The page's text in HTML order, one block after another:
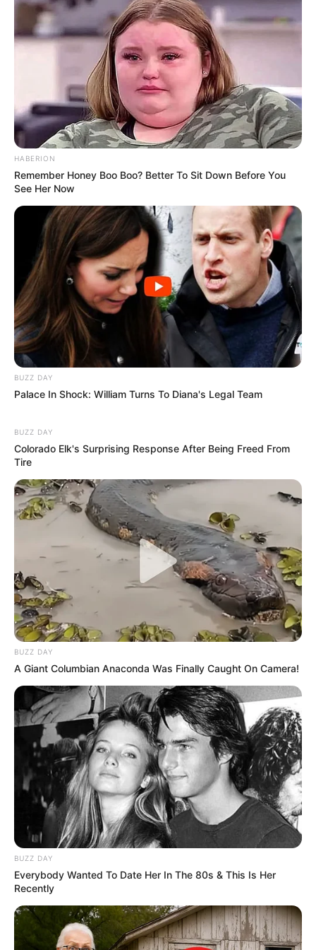
Ministério do Trabalho liberou o CBO - Código Brasileiro de
Ocupação dos ACS/ACE
+Excluídos: quem são os mais de 180 mil ACS/ACE que não
poderão fazer o Curso Técnico.
SAÚDE COM AGENTE: Processo Seletivo para Ingresso
nos Cursos Técnicos.
Brasil |CONACS|Associação
FNARAS|Solidariedade | Economia|Governo |Política | Fé
Saúde|Tecnologia |Saúde | Dinheiro
SHARE THIS Share it Tweet
Share it Pin it
PUBLICAÇÕES RELACIONADAS
Notícia
PRÓXIMA MATÉRIA
FNARAS: Governador Rui Costa
recebe proposta para
implantação de incentivo
estadual de R$ 606,00 para os
ACS e ACE.
PUBLICAÇÃO RECENTE
Agente de Saúde: Saúde
pública de qualidade começa
a ser tratada dentro de casa.
FAÇA O SEU COMENTÁRIO AQUI!
FALE CONOSCO
E-mail*
Mensagem*
BUSCAR
HABERION
Remember Honey Boo Boo? Better To Sit Down Before You
See Her Now
BUZZ DAY
Palace In Shock: William Turns To Diana's Legal Team
BUZZ DAY
Colorado Elk's Surprising Response After Being Freed From
Tire
BUZZ DAY
A Giant Columbian Anaconda Was Finally Caught On Camera!
BUZZ DAY
Everybody Wanted To Date Her In The 80s & This Is Her
Recently